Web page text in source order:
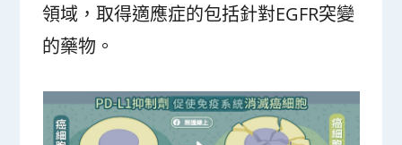
領域，取得適應症的包括針對EGFR突變
的藥物。